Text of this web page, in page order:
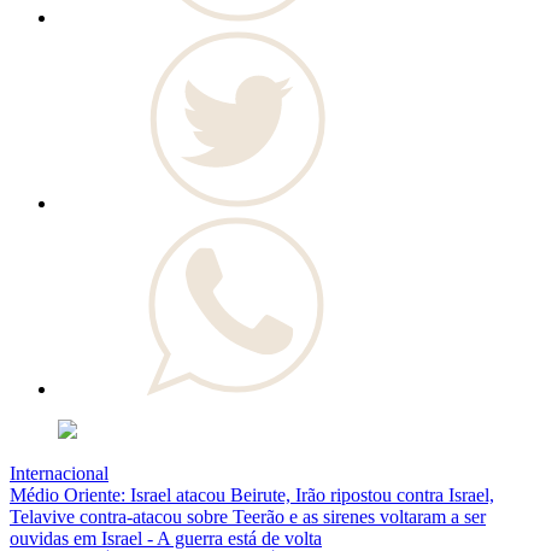
Internacional
Médio Oriente: Israel atacou Beirute, Irão ripostou contra Israel,
Telavive contra-atacou sobre Teerão e as sirenes voltaram a ser
ouvidas em Israel - A guerra está de volta